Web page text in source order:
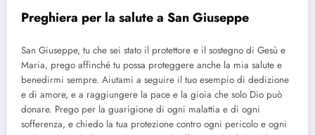
Preghiera per la salute a San Giuseppe
San Giuseppe, tu che sei stato il protettore e il sostegno di Gesù e
Maria, prego affinché tu possa proteggere anche la mia salute e
benedirmi sempre. Aiutami a seguire il tuo esempio di dedizione
e di amore, e a raggiungere la pace e la gioia che solo Dio può
donare. Prego per la guarigione di ogni malattia e di ogni
sofferenza, e chiedo la tua protezione contro ogni pericolo e ogni